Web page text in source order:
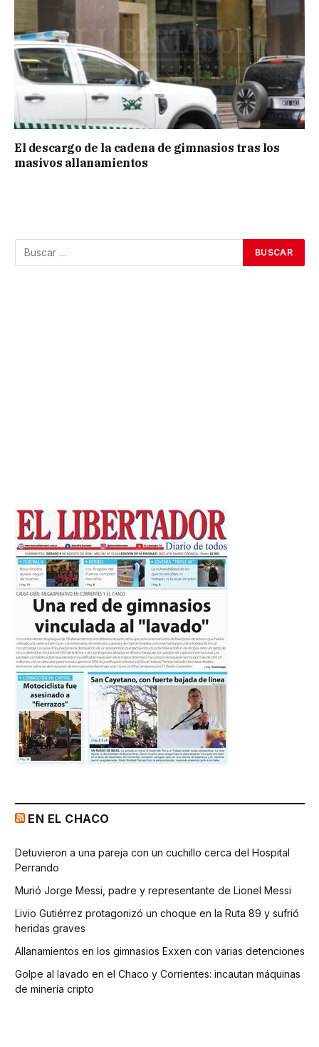
El descargo de la cadena de gimnasios tras los
masivos allanamientos
EN EL CHACO
Detuvieron a una pareja con un cuchillo cerca del Hospital
Perrando
Murió Jorge Messi, padre y representante de Lionel Messi
Livio Gutiérrez protagonizó un choque en la Ruta 89 y sufrió
heridas graves
Allanamientos en los gimnasios Exxen con varias detenciones
Golpe al lavado en el Chaco y Corrientes: incautan máquinas
de minería cripto